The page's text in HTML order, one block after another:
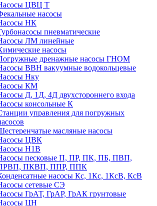
ЦВЦ Т
насосы
НК
пневматические
ЛМ линейные
насосы
дренажные насосы ГНОМ
ВВН вакуумные водокольцевые
Нку
КМ
Д, 1Д, 4Д двухстороннего входа
консольные К
управления для погружных
масляные насосы
ЦВК
Н1В
песковые П, ПР, ПК, ПБ, ПВП,
ПКВП, ППР, ППК
насосы Кс, 1Кс, 1КсВ, КсВ
сетевые СЭ
ГрАТ, ГрАР, ГрАК грунтовые
ЦН